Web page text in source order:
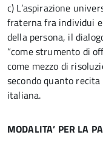
c) L’aspirazione
fraterna fra individui
della persona, il
“come strumento di
come mezzo di
secondo quanto
italiana.
MODALITA’ PER LA